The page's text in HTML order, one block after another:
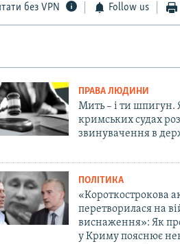
без VPN Follow us
ПРАВА ЛЮДИНИ
Мить – і ти шпигун.
кримських судах
звинувачення в
ПОЛІТИКА
«Короткострокова
перетворилася на
виснаження»: Як
у Криму пояснює